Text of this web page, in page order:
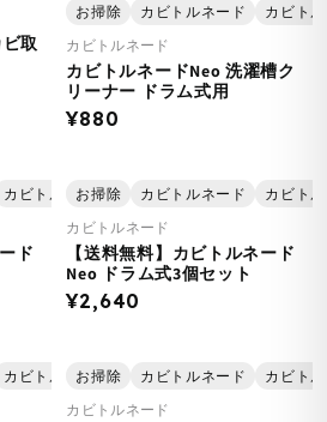
取
お掃除 カビトルネード
カビト
カビトルネード
カビトルネードNeo 洗濯槽ク
リーナー ドラム式用
¥880
カビトルネード 【キャンペーン2025】
日用
ド
お掃除 カビトルネード
カビト
カビトルネード
【送料無料】カビトルネード
Neo ドラム式3個セット
¥2,640
カビトルネード 【キャンペーン2025】
日用
お掃除 カビトルネード
カビト
カビトルネード